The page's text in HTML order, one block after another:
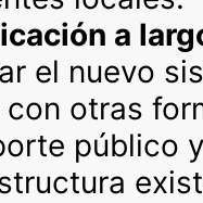
a
el nuevo
con otras
público